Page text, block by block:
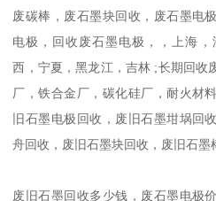
废碳棒，废石墨块回收，废石墨电
电极，回收废石墨电极，，上海
西，宁夏，黑龙江，吉林 ;长期回收
厂，铁合金厂，碳化硅厂，耐火材
旧石墨电极回收，废旧石墨坩埚回
舟回收，废旧石墨块回收，废旧石
废旧石墨回收多少钱，废石墨电极